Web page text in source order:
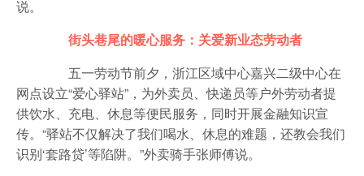
说。
街头巷尾的暖心服务：关爱新业态劳动者
五一劳动节前夕，浙江区域中心嘉兴二级中心在
网点设立“爱心驿站”，为外卖员、快递员等户外劳动者提
供饮水、充电、休息等便民服务，同时开展金融知识宣
传。“驿站不仅解决了我们喝水、休息的难题，还教会我们
识别‘套路贷’等陷阱。”外卖骑手张师傅说。